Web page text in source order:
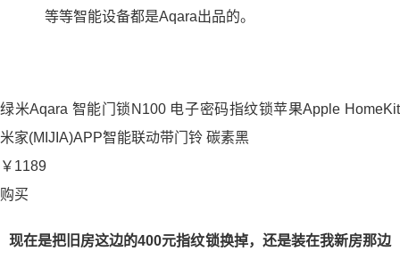
等等智能设备都是Aqara出品的。
绿米Aqara 智能门锁N100 电子密码指纹锁苹果Apple HomeKit
米家(MIJIA)APP智能联动带门铃 碳素黑
￥1189
购买
现在是把旧房这边的400元指纹锁换掉，还是装在我新房那边